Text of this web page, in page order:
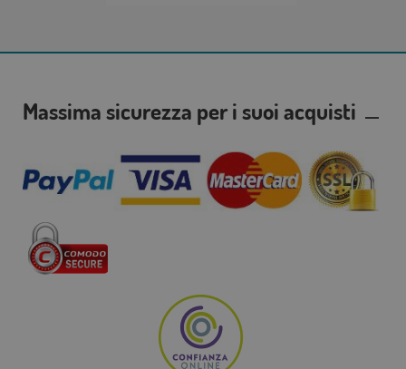
Massima sicurezza per i suoi acquisti